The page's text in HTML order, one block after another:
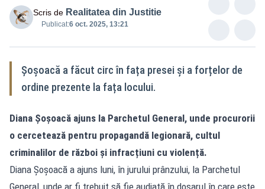
Scris de Realitatea din Justitie
Publicat:6 oct. 2025, 13:21
Șoșoacă a făcut circ în fața presei și a forțelor de
ordine prezente la fața locului.
Diana Șoșoacă ajuns la Parchetul General, unde procurorii
o cercetează pentru propagandă legionară, cultul
criminalilor de război și infracțiuni cu violență.
Diana Șoșoacă a ajuns luni, în jurului prânzului, la Parchetul
General, unde ar fi trebuit să fie audiată în dosarul în care este